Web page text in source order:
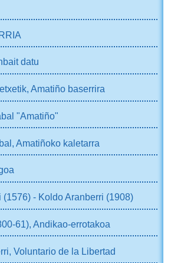
datu
Amatiño baserrira
"Amatiño"
Amatiñoko kaletarra
(1576) - Koldo Aranberri (1908)
61), Andikao-errotakoa
Voluntario de la Libertad